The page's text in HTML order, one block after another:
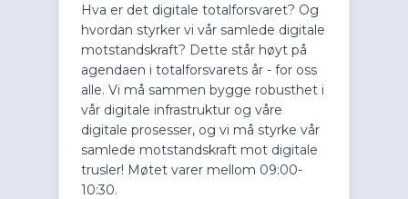
Hva er det digitale totalforsvaret? Og
hvordan styrker vi vår samlede digitale
motstandskraft? Dette står høyt på
agendaen i totalforsvarets år - for oss
alle. Vi må sammen bygge robusthet i
vår digitale infrastruktur og våre
digitale prosesser, og vi må styrke vår
samlede motstandskraft mot digitale
trusler! Møtet varer mellom 09:00-
10:30.